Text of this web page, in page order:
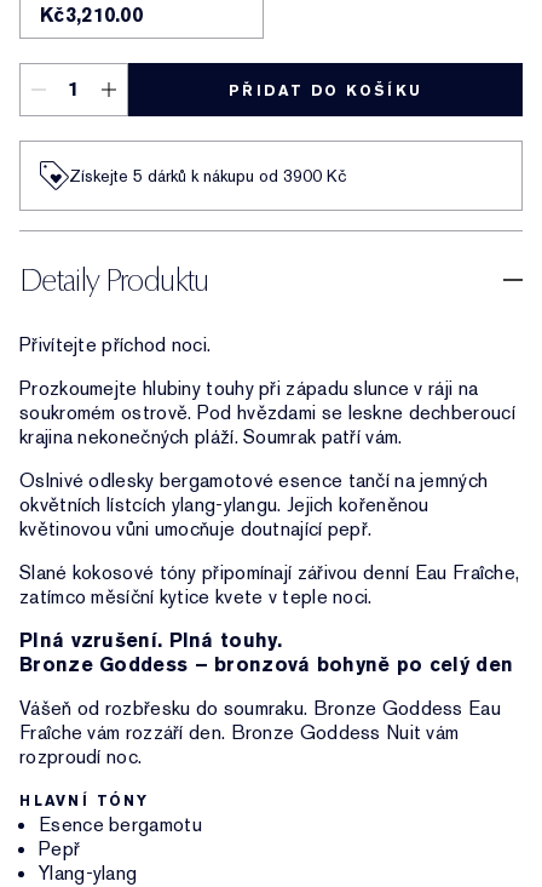
Kč3,210.00
PŘIDAT DO KOŠÍKU
Získejte 5 dárků k nákupu od 3900 Kč
Detaily Produktu
Přivítejte příchod noci.
Prozkoumejte hlubiny touhy při západu slunce v ráji na
soukromém ostrově. Pod hvězdami se leskne dechberoucí
krajina nekonečných pláží. Soumrak patří vám.
Oslnivé odlesky bergamotové esence tančí na jemných
okvětních lístcích ylang-ylangu. Jejich kořeněnou
květinovou vůni umocňuje doutnající pepř.
Slané kokosové tóny připomínají zářivou denní Eau Fraîche,
zatímco měsíční kytice kvete v teple noci.
Plná vzrušení. Plná touhy.
Bronze Goddess – bronzová bohyně po celý den
Vášeň od rozbřesku do soumraku. Bronze Goddess Eau
Fraîche vám rozzáří den. Bronze Goddess Nuit vám
rozproudí noc.
HLAVNÍ TÓNY
Esence bergamotu
Pepř
Ylang-ylang